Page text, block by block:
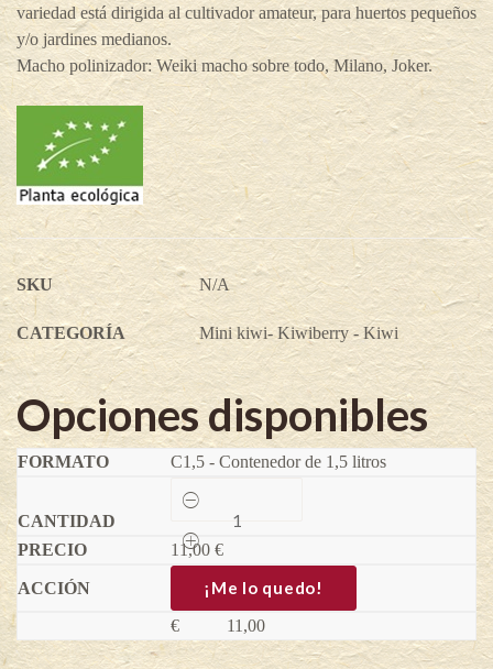
variedad está dirigida al cultivador amateur, para huertos pequeños
y/o jardines medianos.
Macho polinizador: Weiki macho sobre todo, Milano, Joker.
SKU N/A
CATEGORÍA Mini kiwi- Kiwiberry - Kiwi
Opciones disponibles
C1,5 - Contenedor de 1,5 litros
Mini
Kiwiño
Twist
(hembra)
Actinidia
arguta
quantity
11,00 €
¡Me lo quedo!
€ 11,00